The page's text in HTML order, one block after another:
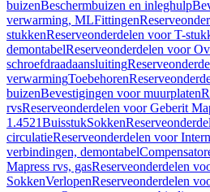
buizenBeschermbuizen en inleghulp
verwarming, MLFittingen
stukkenReserveonderdelen voor T-
demontabelReserveonderdelen voor
schroefdraadaansluiting
verwarmingToebehoren
buizenBevestigingen voor muurplaten
rvsReserveonderdelen voor Geberit
1.4521BuisstukSokken
circulatieReserveonderdelen voor
verbindingen, demontabel
Mapress rvs, gasReserveonderdelen
SokkenVerlopenReserveonderdelen